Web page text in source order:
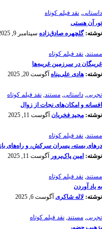
داستانی, نقد فیلم کوتاه
تو، آن هستی
نوشته:گلچهره صادق‌زاده سپتامبر 9, 2025
مستند, نقد فیلم کوتاه
غریبگان در سرزمین غریبه‌ها
نوشته: هادی علی‌پناه آگوست 20, 2025
تجربی, داستانی, مستند, نقد فیلم کوتاه
افسانه‌ و امکان‌های نجات از زوال
نوشته: مجید فخریان آگوست 11, 2025
مستند, نقد فیلم کوتاه
درهای بسته، پسران سرکش، و راه‌های
نوشته: امین پاک‌پرور آگوست 11, 2025
مستند, نقد فیلم کوتاه
به یاد آوردن
نوشته: لاله شاکری آگوست 6, 2025
تجربی, مستند, نقد فیلم کوتاه